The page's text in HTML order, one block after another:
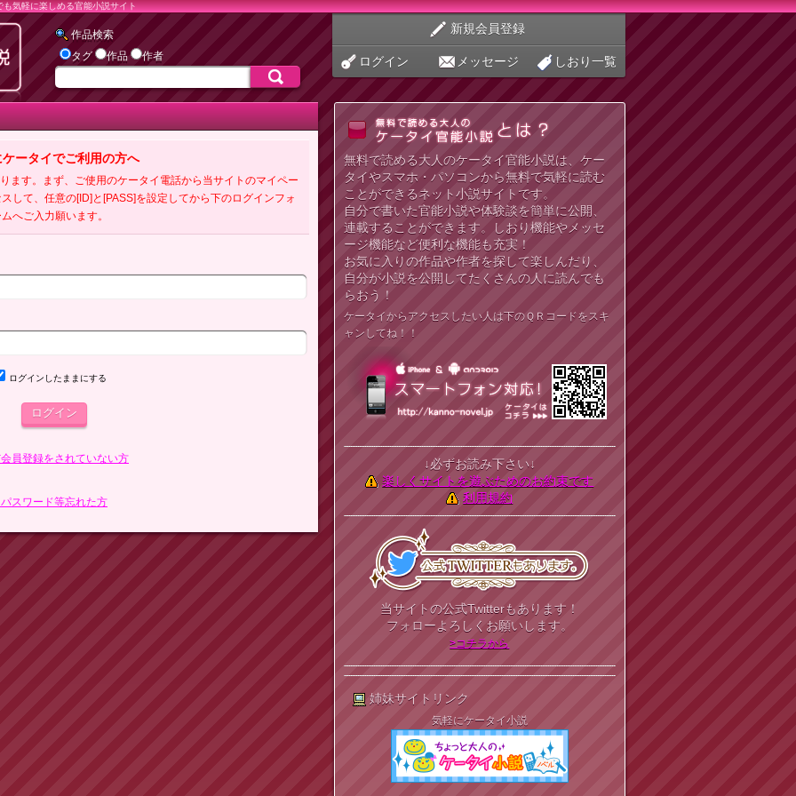
気軽に楽しめる官能小説サイト
作品検索
タグ
作品 作者
新規会員登録
ログイン メッセージ しおり一覧
ータイでご利用の方へ
ます。まず、ご使用のケータイ電話から当サイトのマイペー
して、任意の[ID]と[PASS]を設定してから下のログインフォ
へご入力願います。
ログインしたままにする
員登録をされていない方
スワード等忘れた方
無料で読める大人のケータイ官能小説は、ケー
タイやスマホ・パソコンから無料で気軽に読む
ことができるネット小説サイトです。
自分で書いた官能小説や体験談を簡単に公開、
連載することができます。しおり機能やメッセ
ージ機能など便利な機能も充実！
お気に入りの作品や作者を探して楽しんだり、
自分が小説を公開してたくさんの人に読んでも
らおう！
ケータイからアクセスしたい人は下のＱＲコードをスキ
ャンしてね！！
↓必ずお読み下さい↓
楽しくサイトを遊ぶためのお約束です
利用規約
当サイトの公式Twitterもあります！
フォローよろしくお願いします。
>コチラから
姉妹サイトリンク
気軽にケータイ小説